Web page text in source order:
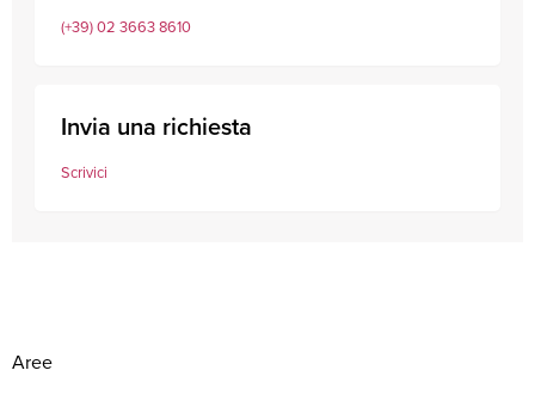
(+39) 02 3663 8610
Invia una richiesta
Scrivici
Aree